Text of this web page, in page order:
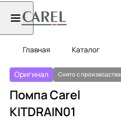
Главная Каталог
Оригинал Снято с производства
Помпа Carel
KITDRAIN01